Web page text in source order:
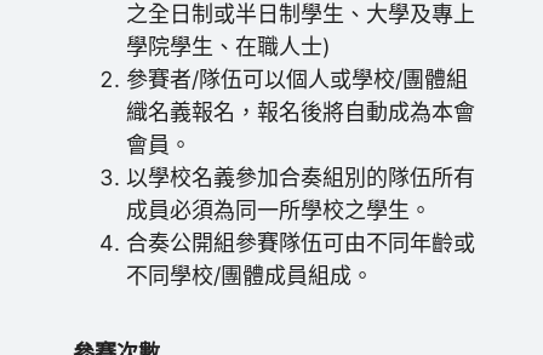
之全日制或半日制學生、大學及專上
學院學生、在職人士)
參賽者/隊伍可以個人或學校/團體組
織名義報名，報名後將自動成為本會
會員。
以學校名義參加合奏組別的隊伍所有
成員必須為同一所學校之學生。
合奏公開組參賽隊伍可由不同年齡或
不同學校/團體成員組成。